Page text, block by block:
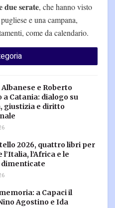
due serate, che hanno visto
e una campana,
come da calendario.
e Roberto
a Catania: dialogo su
giustizia e diritto
2026, quattro libri per
l’Africa e le
a Capaci il
Agostino e Ida